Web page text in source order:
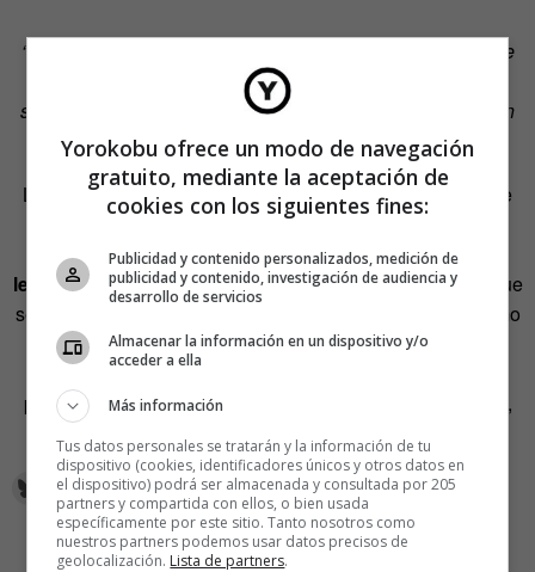
“Ta To Gucci” – «Ta To» es corto para “Está todo” y aunque
Gucci sea una marca, en este caso Gucci es “Good” que
significa “Bien o Bueno” . La próxima vez que te pregunten
“¿Como va todo?” Contesta con TA TO GUCCI!
La RAE, preguntada en Twitter, interpretó que el origen de
estaba en la palabra inglesagood, como señalaba
Rapetón
. Pero otros, como Alberto Bustos, ven más una
lexicalizaciónde la marca Gucci. Lo suyo, entonces, es que
se escribiera en minúsculas y adaptada (
). Pero como
es más probable que se quiera emplear una grafía más
asociada a la marca italiana, mejor en cursiva (
porque la RAE así lo aconseja. Y seguir un buen consejo,
Yorokobu ofrece un modo de navegación
gratuito, mediante la aceptación de
cookies con los siguientes fines:
Publicidad y contenido personalizados, medición de
publicidad y contenido, investigación de audiencia y
desarrollo de servicios
Almacenar la información en un dispositivo y/o
acceder a ella
Más información
Tus datos personales se tratarán y la información de tu
dispositivo (cookies, identificadores únicos y otros datos en
el dispositivo) podrá ser almacenada y consultada por 205
partners y compartida con ellos, o bien usada
específicamente por este sitio. Tanto nosotros como
nuestros partners podemos usar datos precisos de
geolocalización. Lista de partners.